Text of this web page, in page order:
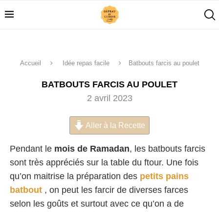
Accueil Idée repas facile Batbouts farcis au poulet
BATBOUTS FARCIS AU POULET
2 avril 2023
Aller à la Recette
Pendant le mois de Ramadan, les batbouts farcis
sont très appréciés sur la table du ftour. Une fois
qu’on maitrise la préparation des petits pains
batbout , on peut les farcir de diverses farces
selon les goûts et surtout avec ce qu’on a de